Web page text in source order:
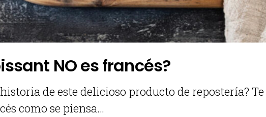
NO es francés?
de este delicioso producto de repostería?
como se piensa…